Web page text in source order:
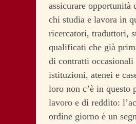
assicurare
chi studia e lavora in
ricercatori, traduttori,
qualificati che già
di contratti occasionali
istituzioni, atenei e
loro non c’è in questo
lavoro e di reddito:
ordine giorno è un